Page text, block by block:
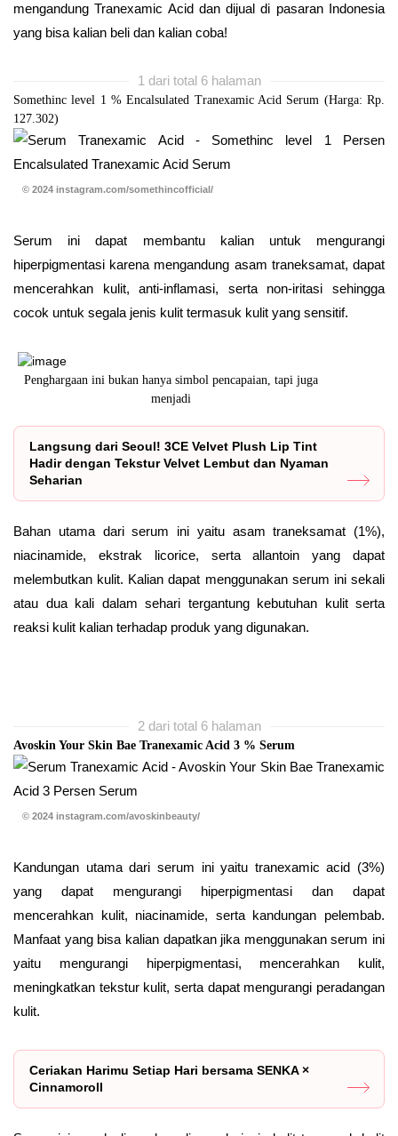
mengandung Tranexamic Acid dan dijual di pasaran Indonesia
yang bisa kalian beli dan kalian coba!
1 dari total 6 halaman
Somethinc level 1 % Encalsulated Tranexamic Acid Serum (Harga: Rp.
127.302)
© 2024 instagram.com/somethincofficial/
Serum ini dapat membantu kalian untuk mengurangi
hiperpigmentasi karena mengandung asam traneksamat, dapat
mencerahkan kulit, anti-inflamasi, serta non-iritasi sehingga
cocok untuk segala jenis kulit termasuk kulit yang sensitif.
Penghargaan ini bukan hanya simbol pencapaian, tapi juga
menjadi
Langsung dari Seoul! 3CE Velvet Plush Lip Tint
Hadir dengan Tekstur Velvet Lembut dan Nyaman
Seharian
Bahan utama dari serum ini yaitu asam traneksamat (1%),
niacinamide, ekstrak licorice, serta allantoin yang dapat
melembutkan kulit. Kalian dapat menggunakan serum ini sekali
atau dua kali dalam sehari tergantung kebutuhan kulit serta
reaksi kulit kalian terhadap produk yang digunakan.
2 dari total 6 halaman
Avoskin Your Skin Bae Tranexamic Acid 3 % Serum
© 2024 instagram.com/avoskinbeauty/
Kandungan utama dari serum ini yaitu tranexamic acid (3%)
yang dapat mengurangi hiperpigmentasi dan dapat
mencerahkan kulit, niacinamide, serta kandungan pelembab.
Manfaat yang bisa kalian dapatkan jika menggunakan serum ini
yaitu mengurangi hiperpigmentasi, mencerahkan kulit,
meningkatkan tekstur kulit, serta dapat mengurangi peradangan
kulit.
Ceriakan Harimu Setiap Hari bersama SENKA ×
Cinnamoroll